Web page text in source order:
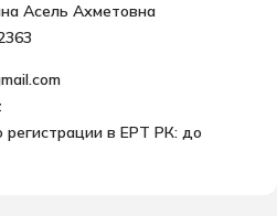
Асель Ахметовна
регистрации в ЕРТ РК: до